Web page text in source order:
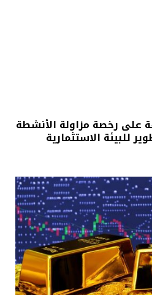
على رخصة مزاولة الأنشطة
للبيئة الاستثمارية